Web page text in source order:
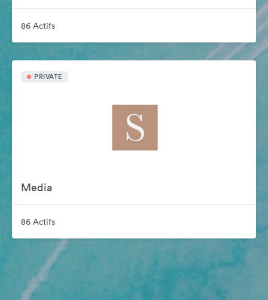
86 Actifs
PRIVATE
Media
86 Actifs